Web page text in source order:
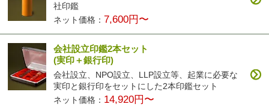
社印鑑
ネット価格： 7,600円〜
会社設立印鑑2本セット
(実印＋銀行印)
会社設立、NPO設立、LLP設立等、起業に必要な
実印と銀行印をセットにした2本印鑑セット
ネット価格： 14,920円〜